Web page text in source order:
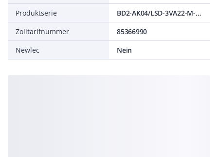
Produktserie
BD2-AK04/LSD-3VA22-M-160-4-ET350
Zolltarifnummer
85366990
Newlec
Nein